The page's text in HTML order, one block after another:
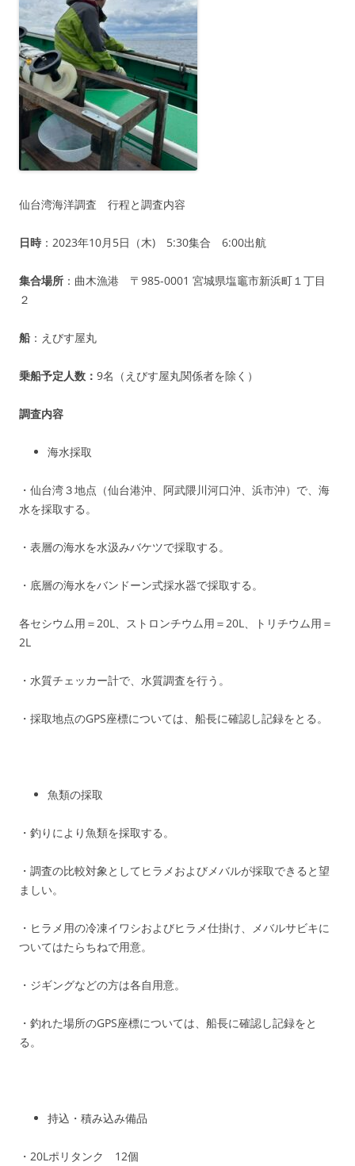
仙台湾海洋調査 行程と調査内容
日時 ：2023年10月5日（木) 5:30集合 6:00出航
集合場所 ：曲木漁港 〒985-0001 宮城県塩竈市新浜町１丁目
２
船 ：えびす屋丸
乗船予定人数： 9名（えびす屋丸関係者を除く）
調査内容
海水採取
・仙台湾３地点（仙台港沖、阿武隈川河口沖、浜市沖）で、海
水を採取する。
・表層の海水を水汲みバケツで採取する。
・底層の海水をバンドーン式採水器で採取する。
各セシウム用＝20L、ストロンチウム用＝20L、トリチウム用＝
2L
・水質チェッカー計で、水質調査を行う。
・採取地点のGPS座標については、船長に確認し記録をとる。
魚類の採取
・釣りにより魚類を採取する。
・調査の比較対象としてヒラメおよびメバルが採取できると望
ましい。
・ヒラメ用の冷凍イワシおよびヒラメ仕掛け、メバルサビキに
ついてはたらちねで用意。
・ジギングなどの方は各自用意。
・釣れた場所のGPS座標については、船長に確認し記録をと
る。
持込・積み込み備品
・20Lポリタンク 12個